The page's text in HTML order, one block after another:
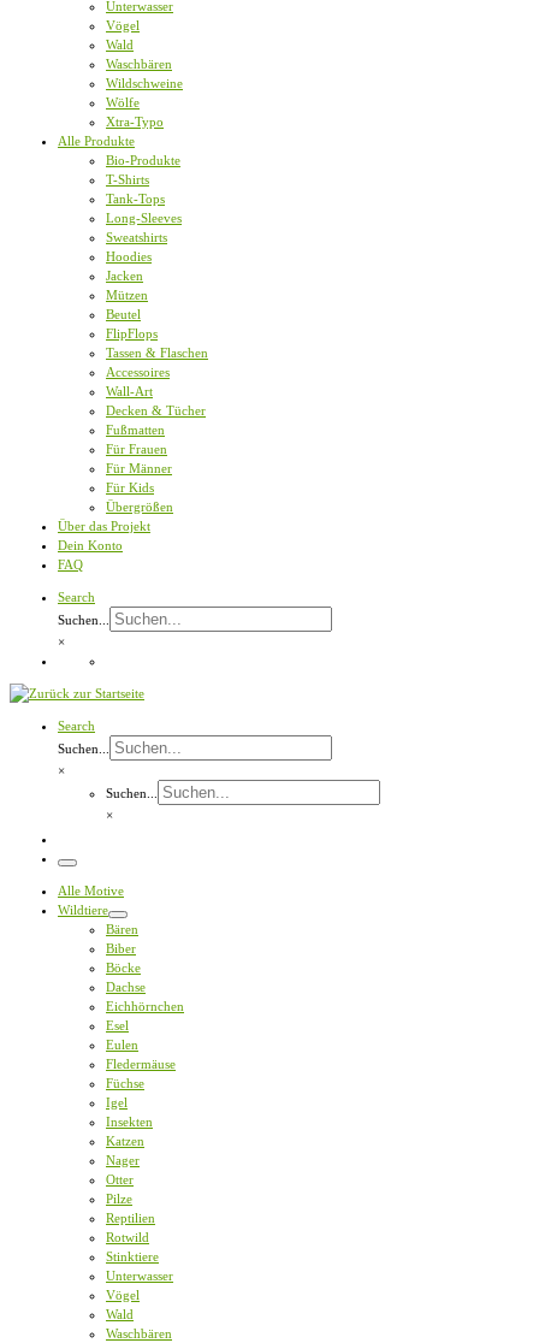
Unterwasser
Vögel
Wald
Waschbären
Wildschweine
Wölfe
Xtra-Typo
Alle Produkte
Bio-Produkte
T-Shirts
Tank-Tops
Long-Sleeves
Sweatshirts
Hoodies
Jacken
Mützen
Beutel
FlipFlops
Tassen & Flaschen
Accessoires
Wall-Art
Decken & Tücher
Fußmatten
Für Frauen
Für Männer
Für Kids
Übergrößen
Über das Projekt
Dein Konto
FAQ
Search
Suchen...
×
Search
Suchen...
×
Suchen...
×
Menü
Alle Motive
Wildtiere
Bären
Biber
Böcke
Dachse
Eichhörnchen
Esel
Eulen
Fledermäuse
Füchse
Igel
Insekten
Katzen
Nager
Otter
Pilze
Reptilien
Rotwild
Stinktiere
Unterwasser
Vögel
Wald
Waschbären